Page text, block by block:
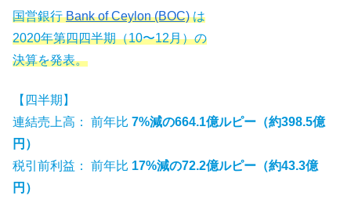
国営銀行Bank of Ceylon (BOC)は
2020年第四四半期（10〜12月）の
決算を発表。
【四半期】
連結売上高： 前年比 7%減の664.1億ルピー（約398.5億
円）
税引前利益： 前年比 17%減の72.2億ルピー（約43.3億
円）